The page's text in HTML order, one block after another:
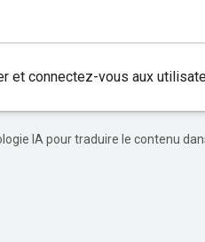
et connectez-vous aux
IA pour traduire le contenu